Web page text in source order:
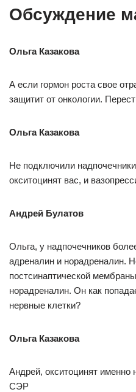
Обсуждение
Ольга Казакова
А если гормон роста свое
защитит от онкологии.
Ольга Казакова
Не подключили
окситоцинят вас, и
Андрей Булатов
Ольга, у надпочечников
адреналин и норадреналин.
постсинаптической
норадреналин. Он как
нервные клетки?
Ольга Казакова
Андрей, окситоцинят именно
СЭР